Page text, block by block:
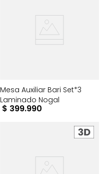
Mesa Auxiliar Bari Set*3
Laminado Nogal
$ 399.990